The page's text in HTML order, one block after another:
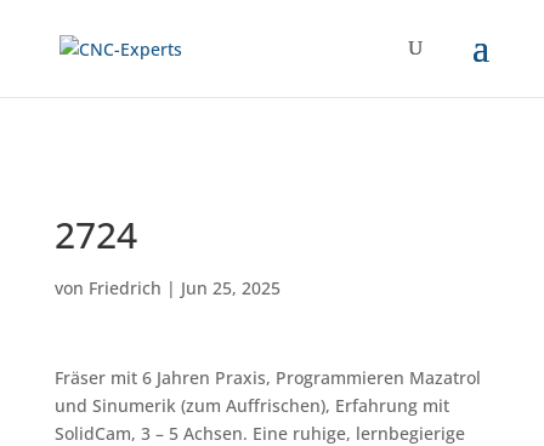
2724
von Friedrich | Jun 25, 2025
Fräser mit 6 Jahren Praxis, Programmieren Mazatrol
und Sinumerik (zum Auffrischen), Erfahrung mit
SolidCam, 3 – 5 Achsen. Eine ruhige, lernbegierige